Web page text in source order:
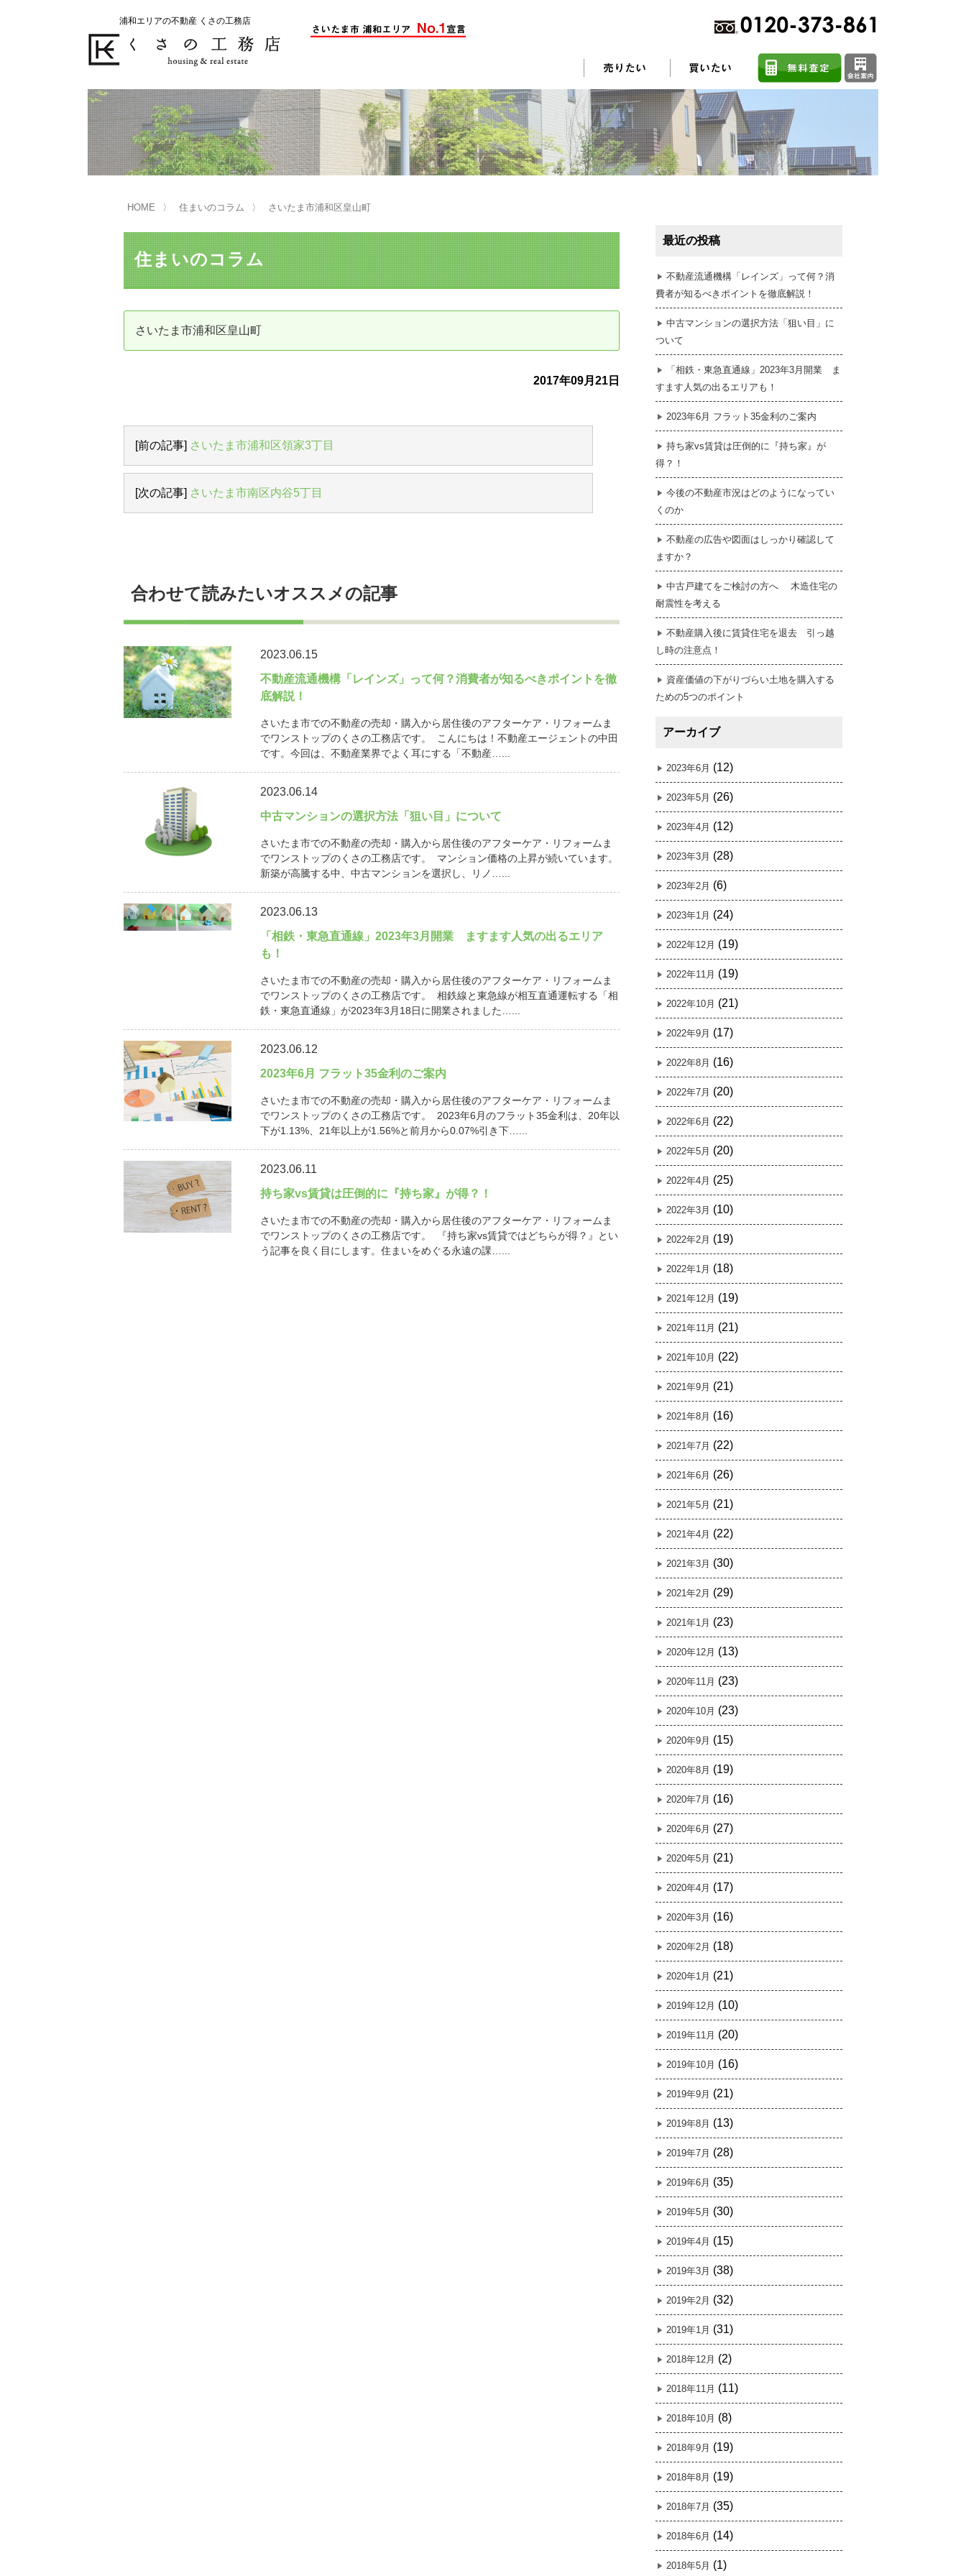
浦和エリアの不動産 くさの工務店
不動産の売却をお考えのお客様
くさの工務店が選ばれる理由 売却活動 売却されたお客様の声 不動産売却に関するよくある質問
買い替えサポート はじめての売却 不動産売却成功のコツ 任意売却
不動産の相続 売却前の修繕・リフォーム
売却の流れ（手順）
売買契約のご締結
不動産の購入をお考えのお客様
くさの工務店が選ばれる理由 購入されたお客様の声 不動産購入に関するよくある質問
住宅ローン控除・消費税について
リニュアル仲介とは
資産価値の減りにくい住宅購入 中古だから安心して購入できる仕組み リニュアル仲介で実現する豊かな暮らし はじめての物件探し
HOME 住まいのコラム さいたま市浦和区皇山町
住まいのコラム
さいたま市浦和区皇山町
2017年09月21日
[前の記事] さいたま市浦和区領家3丁目
[次の記事] さいたま市南区内谷5丁目
合わせて読みたいオススメの記事
2023.06.15
不動産流通機構「レインズ」って何？消費者が知るべきポイントを徹
底解説！
さいたま市での不動産の売却・購入から居住後のアフターケア・リフォームま
でワンストップのくさの工務店です。 こんにちは！不動産エージェントの中田
です。今回は、不動産業界でよく耳にする「不動産…...
2023.06.14
中古マンションの選択方法「狙い目」について
さいたま市での不動産の売却・購入から居住後のアフターケア・リフォームま
でワンストップのくさの工務店です。 マンション価格の上昇が続いています。
新築が高騰する中、中古マンションを選択し、リノ…...
2023.06.13
「相鉄・東急直通線」2023年3月開業 ますます人気の出るエリア
も！
さいたま市での不動産の売却・購入から居住後のアフターケア・リフォームま
でワンストップのくさの工務店です。 相鉄線と東急線が相互直通運転する「相
鉄・東急直通線」が2023年3月18日に開業されました…...
2023.06.12
2023年6月 フラット35金利のご案内
さいたま市での不動産の売却・購入から居住後のアフターケア・リフォームま
でワンストップのくさの工務店です。 2023年6月のフラット35金利は、20年以
下が1.13%、21年以上が1.56%と前月から0.07%引き下…...
2023.06.11
持ち家vs賃貸は圧倒的に『持ち家』が得？！
さいたま市での不動産の売却・購入から居住後のアフターケア・リフォームま
でワンストップのくさの工務店です。 『持ち家vs賃貸ではどちらが得？』とい
う記事を良く目にします。住まいをめぐる永遠の課…...
最近の投稿
不動産流通機構「レインズ」って何？消
費者が知るべきポイントを徹底解説！
中古マンションの選択方法「狙い目」に
ついて
「相鉄・東急直通線」2023年3月開業 ま
すます人気の出るエリアも！
2023年6月 フラット35金利のご案内
持ち家vs賃貸は圧倒的に『持ち家』が
得？！
今後の不動産市況はどのようになってい
くのか
不動産の広告や図面はしっかり確認して
ますか？
中古戸建てをご検討の方へ 木造住宅の
耐震性を考える
不動産購入後に賃貸住宅を退去 引っ越
し時の注意点！
資産価値の下がりづらい土地を購入する
ための5つのポイント
アーカイブ
2023年6月 (12)
2023年5月 (26)
2023年4月 (12)
2023年3月 (28)
2023年2月 (6)
2023年1月 (24)
2022年12月 (19)
2022年11月 (19)
2022年10月 (21)
2022年9月 (17)
2022年8月 (16)
2022年7月 (20)
2022年6月 (22)
2022年5月 (20)
2022年4月 (25)
2022年3月 (10)
2022年2月 (19)
2022年1月 (18)
2021年12月 (19)
2021年11月 (21)
2021年10月 (22)
2021年9月 (21)
2021年8月 (16)
2021年7月 (22)
2021年6月 (26)
2021年5月 (21)
2021年4月 (22)
2021年3月 (30)
2021年2月 (29)
2021年1月 (23)
2020年12月 (13)
2020年11月 (23)
2020年10月 (23)
2020年9月 (15)
2020年8月 (19)
2020年7月 (16)
2020年6月 (27)
2020年5月 (21)
2020年4月 (17)
2020年3月 (16)
2020年2月 (18)
2020年1月 (21)
2019年12月 (10)
2019年11月 (20)
2019年10月 (16)
2019年9月 (21)
2019年8月 (13)
2019年7月 (28)
2019年6月 (35)
2019年5月 (30)
2019年4月 (15)
2019年3月 (38)
2019年2月 (32)
2019年1月 (31)
2018年12月 (2)
2018年11月 (11)
2018年10月 (8)
2018年9月 (19)
2018年8月 (19)
2018年7月 (35)
2018年6月 (14)
2018年5月 (1)